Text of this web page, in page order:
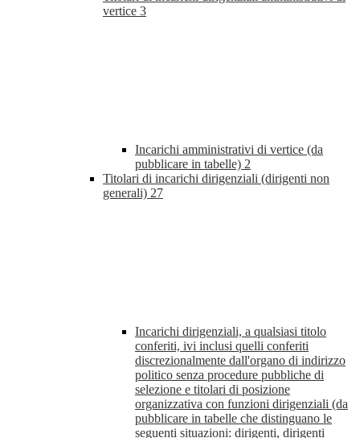
vertice 3
Incarichi amministrativi di vertice (da
pubblicare in tabelle) 2
Titolari di incarichi dirigenziali (dirigenti non
generali) 27
Incarichi dirigenziali, a qualsiasi titolo
conferiti, ivi inclusi quelli conferiti
discrezionalmente dall'organo di indirizzo
politico senza procedure pubbliche di
selezione e titolari di posizione
organizzativa con funzioni dirigenziali (da
pubblicare in tabelle che distinguano le
seguenti situazioni: dirigenti, dirigenti